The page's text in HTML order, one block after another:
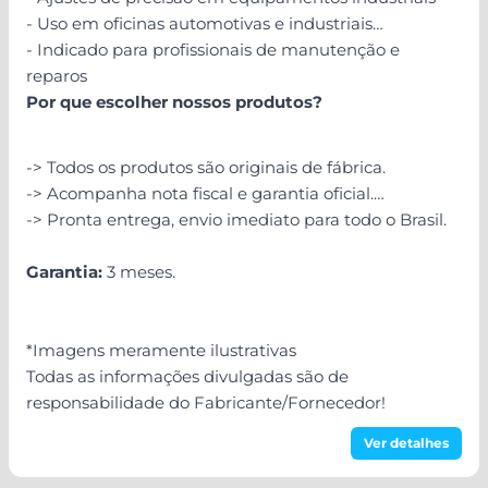
Ver detalhes
- Uso em oficinas automotivas e industriais
- Indicado para profissionais de manutenção e
reparos
Por que escolher nossos produtos?
-> Todos os produtos são originais de fábrica.
-> Acompanha nota fiscal e garantia oficial.
-> Pronta entrega, envio imediato para todo o Brasil.
Garantia: 3 meses.
*Imagens meramente ilustrativas
Todas as informações divulgadas são de
responsabilidade do Fabricante/Fornecedor!